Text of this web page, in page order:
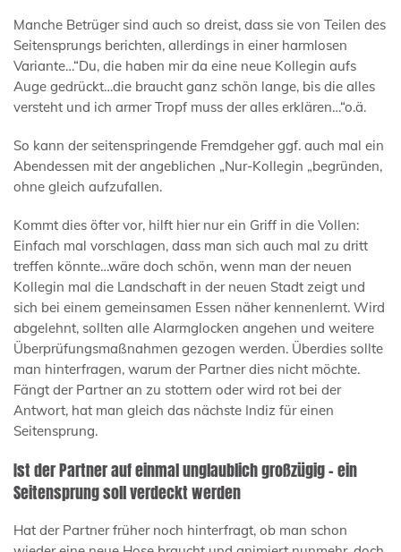
Manche Betrüger sind auch so dreist, dass sie von Teilen des
Seitensprungs berichten, allerdings in einer harmlosen
Variante…“Du, die haben mir da eine neue Kollegin aufs
Auge gedrückt…die braucht ganz schön lange, bis die alles
versteht und ich armer Tropf muss der alles erklären…“o.ä.
So kann der seitenspringende Fremdgeher ggf. auch mal ein
Abendessen mit der angeblichen „Nur-Kollegin „begründen,
ohne gleich aufzufallen.
Kommt dies öfter vor, hilft hier nur ein Griff in die Vollen:
Einfach mal vorschlagen, dass man sich auch mal zu dritt
treffen könnte…wäre doch schön, wenn man der neuen
Kollegin mal die Landschaft in der neuen Stadt zeigt und
sich bei einem gemeinsamen Essen näher kennenlernt. Wird
abgelehnt, sollten alle Alarmglocken angehen und weitere
Überprüfungsmaßnahmen gezogen werden. Überdies sollte
man hinterfragen, warum der Partner dies nicht möchte.
Fängt der Partner an zu stottern oder wird rot bei der
Antwort, hat man gleich das nächste Indiz für einen
Seitensprung.
Ist der Partner auf einmal unglaublich großzügig – ein
Seitensprung soll verdeckt werden
Hat der Partner früher noch hinterfragt, ob man schon